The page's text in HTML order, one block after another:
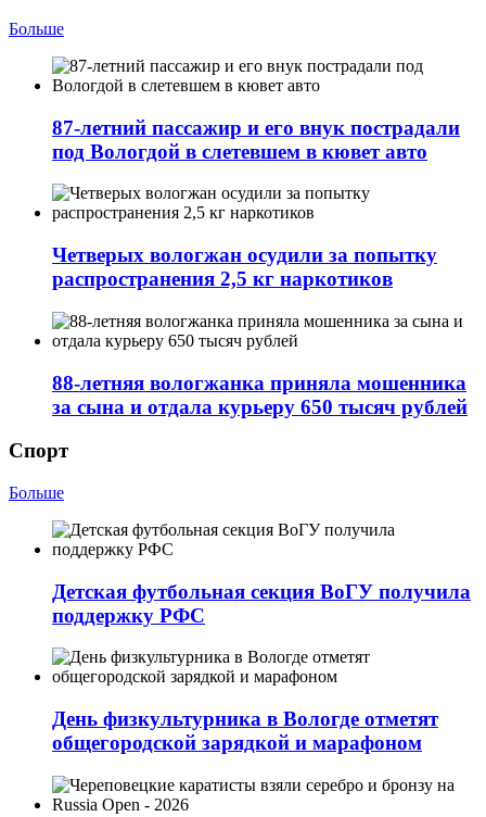
Больше
87-летний пассажир и его внук пострадали
под Вологдой в слетевшем в кювет авто
Четверых вологжан осудили за попытку
распространения 2,5 кг наркотиков
88-летняя вологжанка приняла мошенника
за сына и отдала курьеру 650 тысяч рублей
Спорт
Больше
Детская футбольная секция ВоГУ получила
поддержку РФС
День физкультурника в Вологде отметят
общегородской зарядкой и марафоном